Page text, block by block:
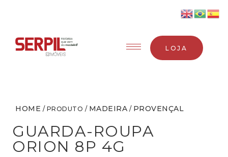
LOJA
HOME / PRODUTO / MADEIRA / PROVENÇAL
GUARDA-ROUPA
ORION 8P 4G